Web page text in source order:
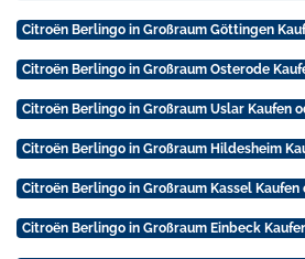
Citroën Berlingo in Großraum Göttingen
Citroën Berlingo in Großraum Osterode
Citroën Berlingo in Großraum Uslar Kaufen
Citroën Berlingo in Großraum Hildesheim
Citroën Berlingo in Großraum Kassel Kaufen
Citroën Berlingo in Großraum Einbeck